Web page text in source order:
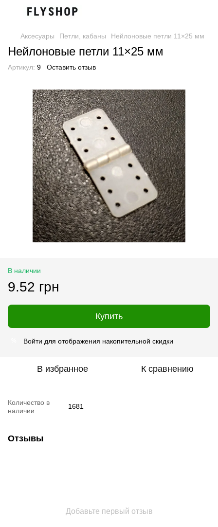
Аксесуары Петли, кабаны Нейлоновые петли 11×25 мм
Нейлоновые петли 11×25 мм
Артикул: 9 Оставить отзыв
В наличии
9.52 грн
Купить
Войти для отображения накопительной скидки
В избранное К сравнению
Количество в
наличии
1681
Отзывы
Добавьте первый отзыв